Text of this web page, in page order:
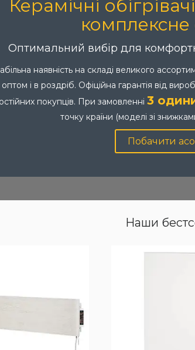
Керамічні
Оптимальний вибір для
наявність на складі великого
оптом і в роздріб. Офіційна гарантія від
покупців. При замовленні 3
точку країни (моделі зі
Побачити
Наши
тепла з вбудованим
Розмір
60х60 см,
температура —
20 м²,